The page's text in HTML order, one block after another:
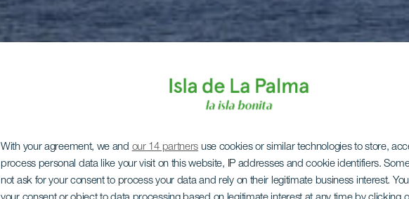
With your agreement, we and our 14 partners use cookies or similar technologies to store,
process personal data like your visit on this website, IP addresses and cookie identifiers.
not ask for your consent to process your data and rely on their legitimate business interest.